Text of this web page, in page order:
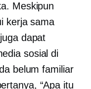
Meskipun
kerja sama
dapat
sosial di
belum familiar
“Apa itu